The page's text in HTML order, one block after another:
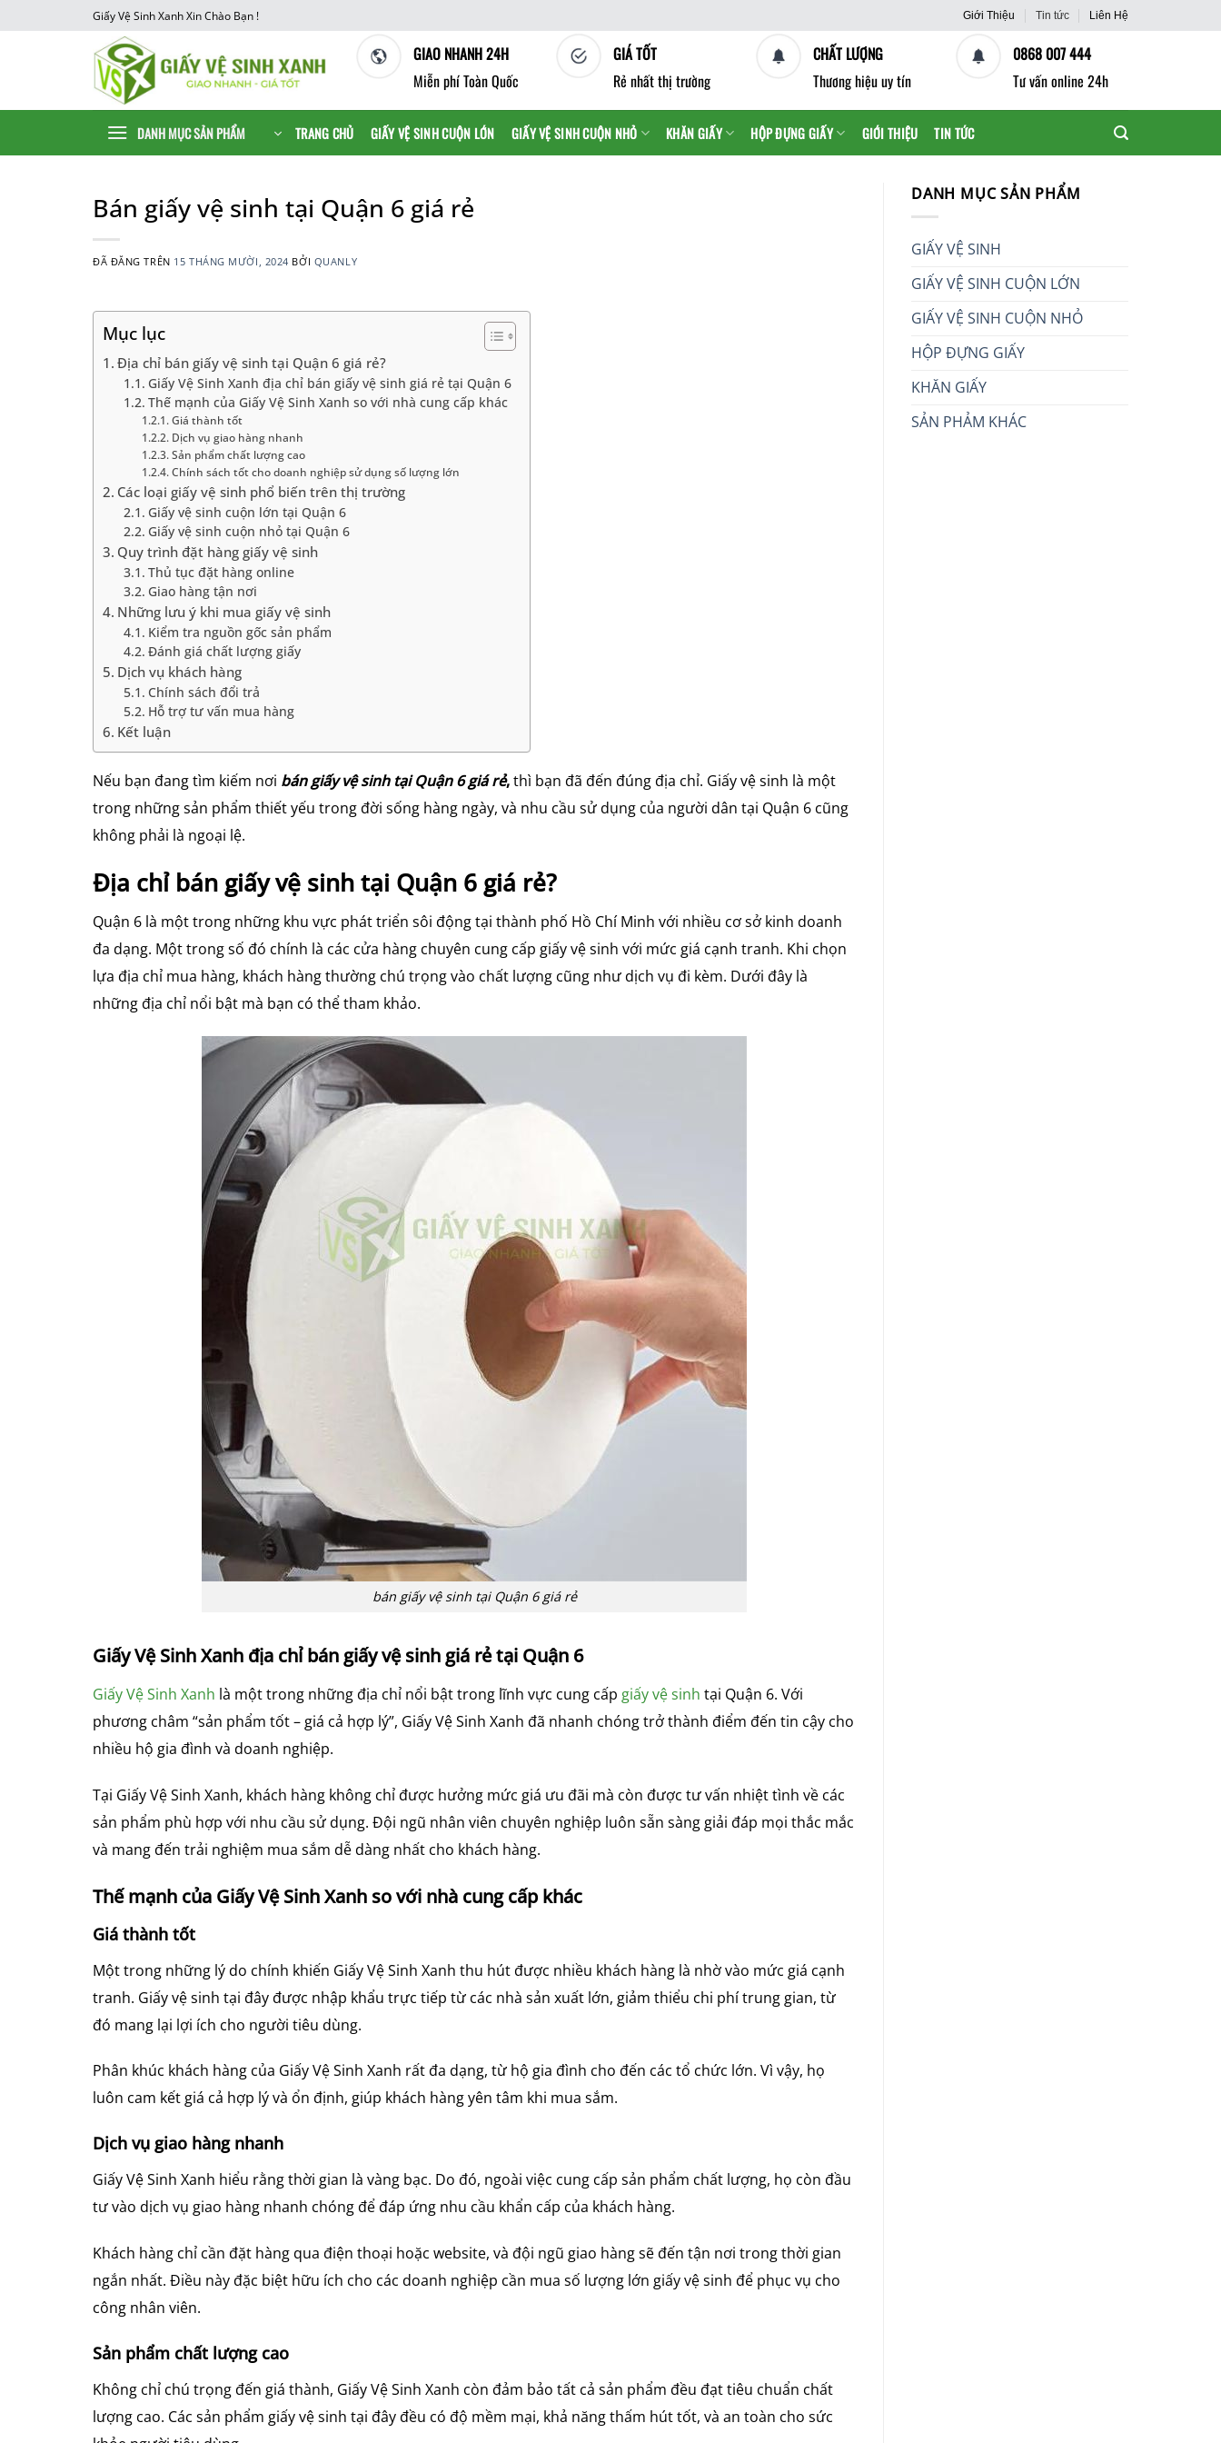
đến
Giấy Vệ Sinh Xanh Xin Chào Bạn ! Giới Thiệu Tin tức Liên Hệ
GIAO NHANH 24H
Miễn phí Toàn Quốc
GIÁ TỐT
Rẻ nhất thị trường
CHẤT LƯỢNG
Thương hiệu uy tín
0868 007 444
Tư vấn online 24h
DANH MỤC SẢN PHẨM TRANG CHỦ GIẤY VỆ SINH CUỘN LỚN GIẤY VỆ SINH CUỘN NHỎ KHĂN GIẤY HỘP ĐỰNG GIẤY GIỚI THIỆU TIN TỨC
Bán giấy vệ sinh tại Quận 6 giá rẻ
ĐÃ ĐĂNG TRÊN 15 THÁNG MƯỜI, 2024 BỞI QUANLY
Mục lục
Địa chỉ bán giấy vệ sinh tại Quận 6 giá rẻ?
Giấy Vệ Sinh Xanh địa chỉ bán giấy vệ sinh giá rẻ tại Quận 6
Thế mạnh của Giấy Vệ Sinh Xanh so với nhà cung cấp khác
Giá thành tốt
Dịch vụ giao hàng nhanh
Sản phẩm chất lượng cao
Chính sách tốt cho doanh nghiệp sử dụng số lượng lớn
Các loại giấy vệ sinh phổ biến trên thị trường
Giấy vệ sinh cuộn lớn tại Quận 6
Giấy vệ sinh cuộn nhỏ tại Quận 6
Quy trình đặt hàng giấy vệ sinh
Thủ tục đặt hàng online
Giao hàng tận nơi
Những lưu ý khi mua giấy vệ sinh
Kiểm tra nguồn gốc sản phẩm
Đánh giá chất lượng giấy
Dịch vụ khách hàng
Chính sách đổi trả
Hỗ trợ tư vấn mua hàng
Kết luận
Nếu bạn đang tìm kiếm nơi bán giấy vệ sinh tại Quận 6 giá rẻ,thì bạn đã đến đúng địa chỉ. Giấy vệ sinh là một
trong những sản phẩm thiết yếu trong đời sống hàng ngày, và nhu cầu sử dụng của người dân tại Quận 6 cũng
không phải là ngoại lệ.
Địa chỉ bán giấy vệ sinh tại Quận 6 giá rẻ?
Quận 6 là một trong những khu vực phát triển sôi động tại thành phố Hồ Chí Minh với nhiều cơ sở kinh doanh
đa dạng. Một trong số đó chính là các cửa hàng chuyên cung cấp giấy vệ sinh với mức giá cạnh tranh. Khi chọn
lựa địa chỉ mua hàng, khách hàng thường chú trọng vào chất lượng cũng như dịch vụ đi kèm. Dưới đây là
những địa chỉ nổi bật mà bạn có thể tham khảo.
bán giấy vệ sinh tại Quận 6 giá rẻ
Giấy Vệ Sinh Xanh địa chỉ bán giấy vệ sinh giá rẻ tại Quận 6
Giấy Vệ Sinh Xanh là một trong những địa chỉ nổi bật trong lĩnh vực cung cấp giấy vệ sinh tại Quận 6. Với
phương châm “sản phẩm tốt – giá cả hợp lý”, Giấy Vệ Sinh Xanh đã nhanh chóng trở thành điểm đến tin cậy cho
nhiều hộ gia đình và doanh nghiệp.
Tại Giấy Vệ Sinh Xanh, khách hàng không chỉ được hưởng mức giá ưu đãi mà còn được tư vấn nhiệt tình về các
sản phẩm phù hợp với nhu cầu sử dụng. Đội ngũ nhân viên chuyên nghiệp luôn sẵn sàng giải đáp mọi thắc mắc
và mang đến trải nghiệm mua sắm dễ dàng nhất cho khách hàng.
Thế mạnh của Giấy Vệ Sinh Xanh so với nhà cung cấp khác
Giá thành tốt
Một trong những lý do chính khiến Giấy Vệ Sinh Xanh thu hút được nhiều khách hàng là nhờ vào mức giá cạnh
tranh. Giấy vệ sinh tại đây được nhập khẩu trực tiếp từ các nhà sản xuất lớn, giảm thiểu chi phí trung gian, từ
đó mang lại lợi ích cho người tiêu dùng.
Phân khúc khách hàng của Giấy Vệ Sinh Xanh rất đa dạng, từ hộ gia đình cho đến các tổ chức lớn. Vì vậy, họ
luôn cam kết giá cả hợp lý và ổn định, giúp khách hàng yên tâm khi mua sắm.
Dịch vụ giao hàng nhanh
Giấy Vệ Sinh Xanh hiểu rằng thời gian là vàng bạc. Do đó, ngoài việc cung cấp sản phẩm chất lượng, họ còn đầu
tư vào dịch vụ giao hàng nhanh chóng để đáp ứng nhu cầu khẩn cấp của khách hàng.
Khách hàng chỉ cần đặt hàng qua điện thoại hoặc website, và đội ngũ giao hàng sẽ đến tận nơi trong thời gian
ngắn nhất. Điều này đặc biệt hữu ích cho các doanh nghiệp cần mua số lượng lớn giấy vệ sinh để phục vụ cho
công nhân viên.
Sản phẩm chất lượng cao
Không chỉ chú trọng đến giá thành, Giấy Vệ Sinh Xanh còn đảm bảo tất cả sản phẩm đều đạt tiêu chuẩn chất
lượng cao. Các sản phẩm giấy vệ sinh tại đây đều có độ mềm mại, khả năng thấm hút tốt, và an toàn cho sức
DANH MỤC SẢN PHẨM
GIẤY VỆ SINH
GIẤY VỆ SINH CUỘN LỚN
GIẤY VỆ SINH CUỘN NHỎ
HỘP ĐỰNG GIẤY
KHĂN GIẤY
SẢN PHẢM KHÁC